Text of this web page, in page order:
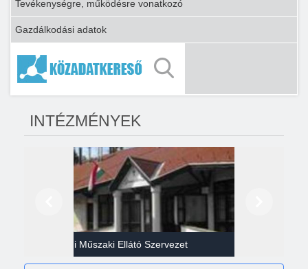
Tevékenységre, működésre vonatkozó
Gazdálkodási adatok
INTÉZMÉNYEK
Gazdasági Műszaki Ellátó Szervezet